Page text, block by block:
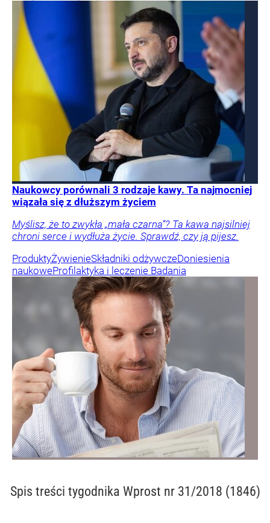
Naukowcy porównali 3 rodzaje kawy. Ta najmocniej
wiązała się z dłuższym życiem
Myślisz, że to zwykła „mała czarna”? Ta kawa najsilniej
chroni serce i wydłuża życie. Sprawdź, czy ją pijesz.
ProduktyŻywienieSkładniki odżywczeDoniesienia
naukoweProfilaktyka i leczenie Badania
Spis treści tygodnika Wprost nr 31/2018 (1846)